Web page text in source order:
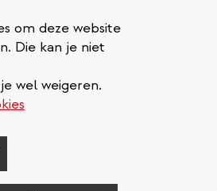
om deze website
Die kan je niet
wel weigeren.